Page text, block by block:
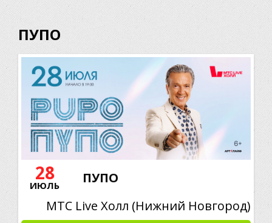
ПУПО
28
ИЮЛЬ
ПУПО
МТС Live Холл (Нижний Новгород)